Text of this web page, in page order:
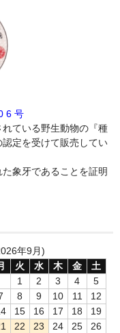
6 号
ている野生動物の『種
定を受けて販売してい
象牙であることを証明
年9月)
火 水 木 金
土
1
2 3 4
5
8 9 10 11
12
15 16 17 18
19
22 23 24 25
26